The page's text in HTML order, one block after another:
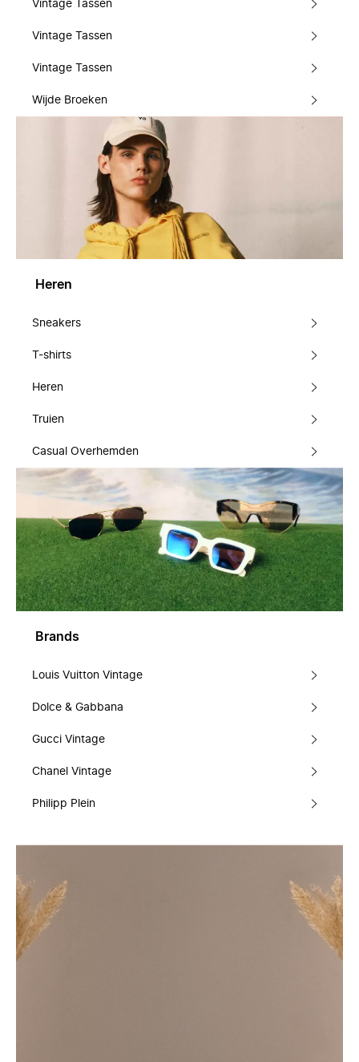
Vintage Tassen
Vintage Tassen
Vintage Tassen
Wijde Broeken
Heren
Sneakers
T-shirts
Heren
Truien
Casual Overhemden
Brands
Louis Vuitton Vintage
Dolce & Gabbana
Gucci Vintage
Chanel Vintage
Philipp Plein